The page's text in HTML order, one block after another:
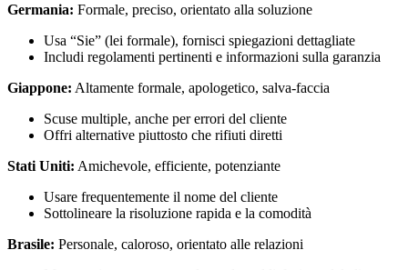
Germania: Formale, preciso, orientato alla soluzione
Usa “Sie” (lei formale), fornisci spiegazioni dettagliate
Includi regolamenti pertinenti e informazioni sulla garanzia
Giappone: Altamente formale, apologetico, salva-faccia
Scuse multiple, anche per errori del cliente
Offri alternative piuttosto che rifiuti diretti
Stati Uniti: Amichevole, efficiente, potenziante
Usare frequentemente il nome del cliente
Sottolineare la risoluzione rapida e la comodità
Brasile: Personale, caloroso, orientato alle relazioni